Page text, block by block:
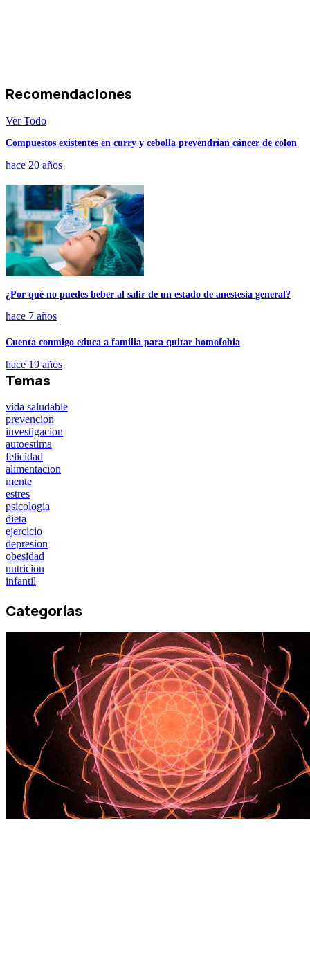
Recomendaciones
Ver Todo
Compuestos existentes en curry y cebolla prevendrían cáncer de colon
hace 20 años
¿Por qué no puedes beber al salir de un estado de anestesia general?
hace 7 años
Cuenta conmigo educa a familia para quitar homofobia
hace 19 años
Temas
vida saludable
prevencion
investigacion
autoestima
felicidad
alimentacion
mente
estres
psicologia
dieta
ejercicio
depresion
obesidad
nutricion
infantil
Categorías